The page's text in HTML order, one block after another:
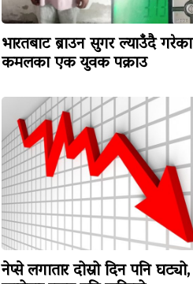
भारतबाट ब्राउन सुगर ल्याउँदै गरेका
कमलका एक युवक पक्राउ
नेप्से लगातार दोस्रो दिन पनि घट्यो,